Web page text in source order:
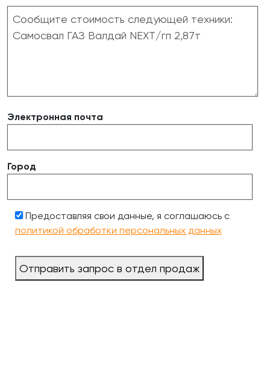
Электронная почта
Город
Предоставляя свои данные, я соглашаюсь с
политикой обработки персональных данных
Отправить запрос в отдел продаж